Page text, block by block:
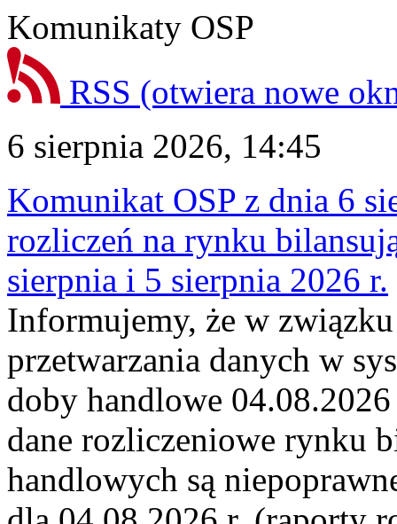
Komunikaty OSP
RSS (otwiera nowe
6 sierpnia 2026, 14:45
Komunikat OSP z dnia 6
rozliczeń na rynku
sierpnia i 5 sierpnia 2026 r.
Informujemy, że w
przetwarzania danych w
doby handlowe
dane rozliczeniowe rynku
handlowych są